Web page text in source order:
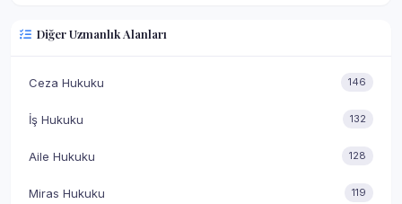
Diğer Uzmanlık Alanları
Ceza Hukuku 146
İş Hukuku 132
Aile Hukuku 128
Miras Hukuku 119